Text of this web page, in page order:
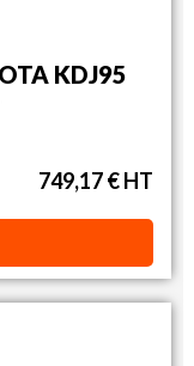
KDJ95
749,17 € HT